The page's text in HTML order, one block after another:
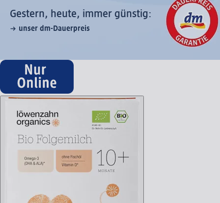
Gestern, heute, immer günstig:
unser dm-Dauerpreis